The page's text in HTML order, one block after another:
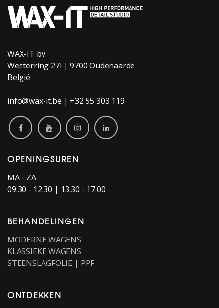
WAX-IT bv
Westerring 27i | 9700 Oudenaarde
België
info@wax-it.be | +32 55 303 119
OPENINGSUREN
MA - ZA
09.30 - 12.30 | 13.30 - 17.00
BEHANDELINGEN
MODERNE WAGENS
KLASSIEKE WAGENS
STEENSLAGFOLIE | PPF
ONTDEKKEN